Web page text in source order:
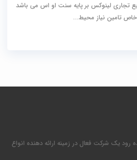
تجاری لینوکس بر پایه سنت او اس می باشد
تامین نیاز محیط...
رود یک شرکت فعال در زمینه ارائه دهنده انواع